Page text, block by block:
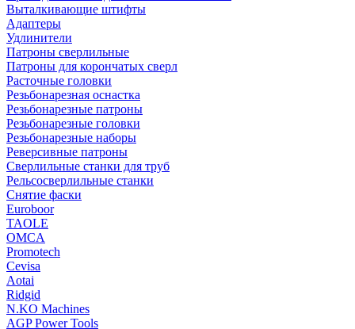
Выталкивающие штифты
Адаптеры
Удлинители
Патроны сверлильные
Патроны для корончатых сверл
Расточные головки
Резьбонарезная оснастка
Резьбонарезные патроны
Резьбонарезные головки
Резьбонарезные наборы
Реверсивные патроны
Сверлильные станки для труб
Рельсосверлильные станки
Снятие фаски
Euroboor
TAOLE
OMCA
Promotech
Cevisa
Aotai
Ridgid
N.KO Machines
AGP Power Tools